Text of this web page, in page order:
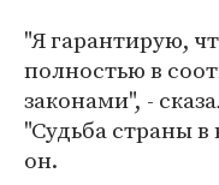
"Я гарантирую,
полностью в
законами", -
"Судьба страны
он.